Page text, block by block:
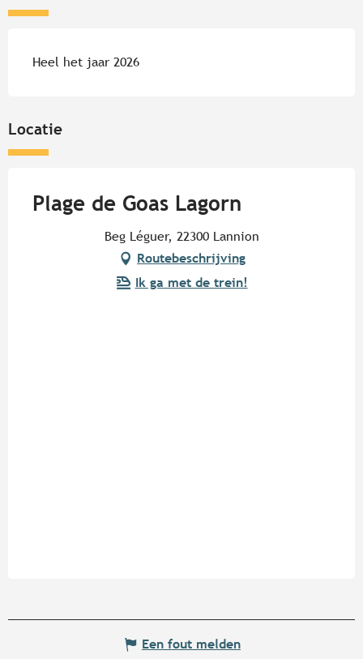
Heel het jaar 2026
Locatie
Plage de Goas Lagorn
Beg Léguer, 22300 Lannion
Routebeschrijving
Ik ga met de trein!
Een fout melden